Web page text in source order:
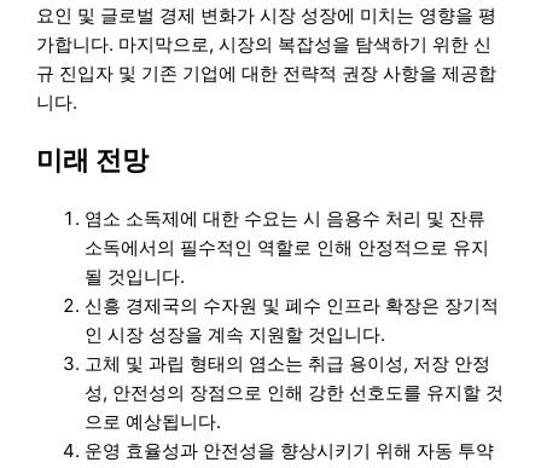
요인 및 글로벌 경제 변화가 시장 성장에 미치는 영향을 평
가합니다. 마지막으로, 시장의 복잡성을 탐색하기 위한 신
규 진입자 및 기존 기업에 대한 전략적 권장 사항을 제공합
니다.
미래 전망
염소 소독제에 대한 수요는 시 음용수 처리 및 잔류
소독에서의 필수적인 역할로 인해 안정적으로 유지
될 것입니다.
신흥 경제국의 수자원 및 폐수 인프라 확장은 장기적
인 시장 성장을 계속 지원할 것입니다.
고체 및 과립 형태의 염소는 취급 용이성, 저장 안정
성, 안전성의 장점으로 인해 강한 선호도를 유지할 것
으로 예상됩니다.
운영 효율성과 안전성을 향상시키기 위해 자동 투약